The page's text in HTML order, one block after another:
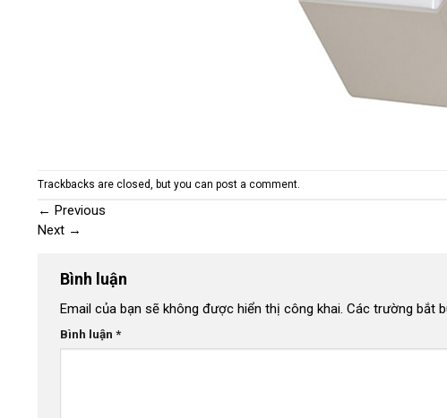
Trackbacks are closed, but you can post a comment
← Previous
Next →
Bình luận
Email của bạn sẽ không được hiển thị công khai. Các trường bắt
Bình luận *